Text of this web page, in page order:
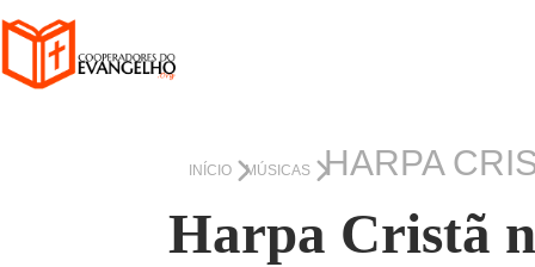
INÍCIO MÚSICAS HARPA
Harpa Cristã